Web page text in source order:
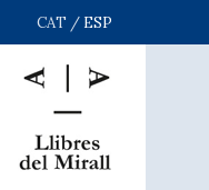
CAT / ESP